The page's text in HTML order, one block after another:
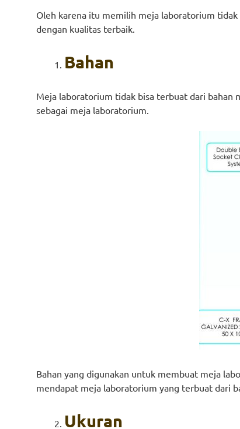
Oleh karena itu memilih meja laboratorium
dengan kualitas terbaik.
Bahan
Meja laboratorium tidak bisa terbuat dari bahan
sebagai meja laboratorium.
Bahan yang digunakan untuk membuat meja
mendapat meja laboratorium yang terbuat dari
Ukuran